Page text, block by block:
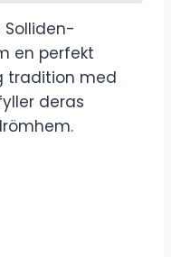
en perfekt
tradition med
deras